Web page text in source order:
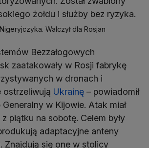
żołdu i służby bez ryzyka.
Walczył dla Rosjan
Bezzałogowych
zaatakowały w Rosji fabrykę
w dronach i
ostrzeliwują Ukrainę – powiadomił
w Kijowie. Atak miał
piątku na sobotę. Celem były
adaptacyjne anteny
Znajdują się one w stolicy